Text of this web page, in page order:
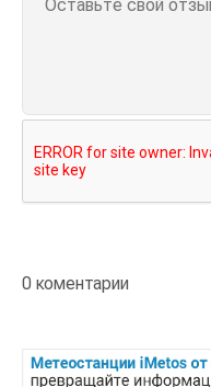
0 коментарии